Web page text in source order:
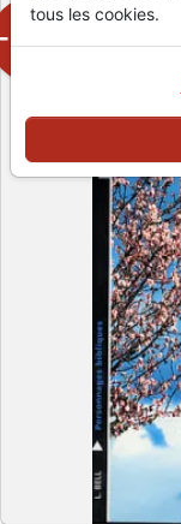
50%
tous les cookies.